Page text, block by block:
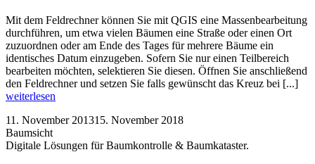
Mit dem Feldrechner können Sie mit QGIS eine Massenbearbeitung
durchführen, um etwa vielen Bäumen eine Straße oder einen Ort
zuzuordnen oder am Ende des Tages für mehrere Bäume ein
identisches Datum einzugeben. Sofern Sie nur einen Teilbereich
bearbeiten möchten, selektieren Sie diesen. Öffnen Sie anschließend
den Feldrechner und setzen Sie falls gewünscht das Kreuz bei [...]
weiterlesen
11. November 201315. November 2018
Baumsicht
Digitale Lösungen für Baumkontrolle & Baumkataster.